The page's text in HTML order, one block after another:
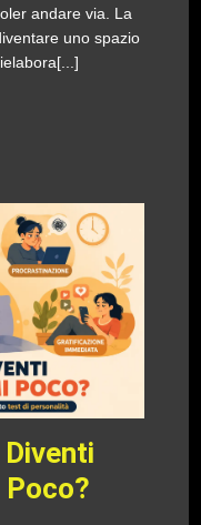
andare via. La
uno spazio
Poco?